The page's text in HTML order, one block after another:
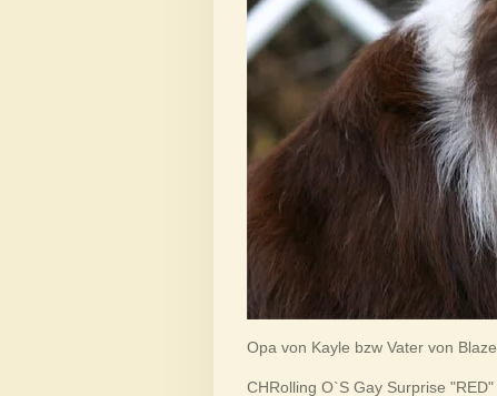
Opa von Kayle bzw Vater von Blaze
CHRolling O`S Gay Surprise "RED"